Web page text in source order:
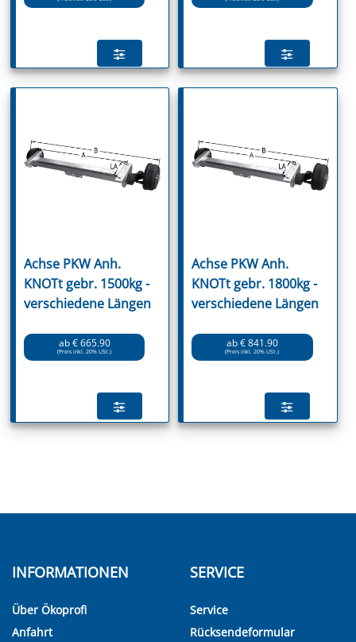
Achse PKW Anh.
KNOTt gebr. 1500kg -
verschiedene Längen
ab € 665.90
(Preis inkl. 20% USt.)
Achse PKW Anh.
KNOTt gebr. 1800kg -
verschiedene Längen
ab € 841.90
(Preis inkl. 20% USt.)
INFORMATIONEN
Über Ökoprofi
Anfahrt
SERVICE
Service
Rücksendeformular